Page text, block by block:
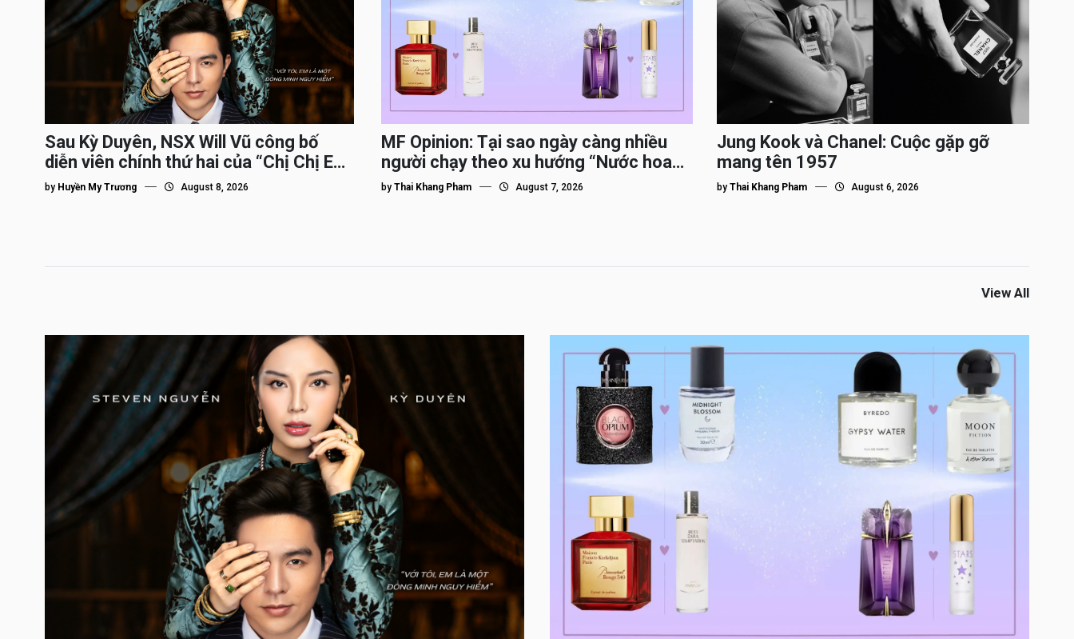
Sau Kỳ Duyên, NSX Will Vũ công bố
diễn viên chính thứ hai của “Chị Chị Em
Em 3″
by Huyền My Trương August 8, 2026
MF Opinion: Tại sao ngày càng nhiều
người chạy theo xu hướng “Nước hoa
Dupe”?
by Thai Khang Pham August 7, 2026
Jung Kook và Chanel: Cuộc gặp gỡ
mang tên 1957
byThai Khang Pham August 6, 2026
View All